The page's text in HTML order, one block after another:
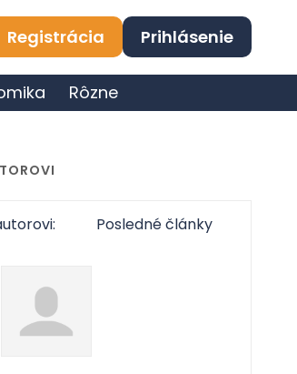
Registrácia Prihlásenie
Rôzne
Posledné články